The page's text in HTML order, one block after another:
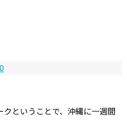
0
ということで、沖縄に一週間